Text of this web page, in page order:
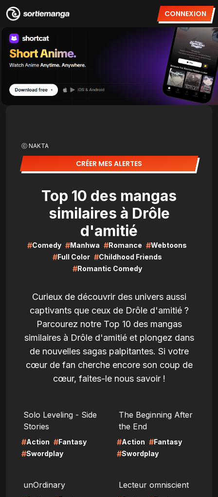
CONNEXION
ⓒ NAKTA
CRÉER MES ALERTES
Top 10 des mangas
similaires à Drôle
d'amitié
#Comedy #Manhwa #Romance #Webtoons
#Full Color #Childhood Friends
#Romantic Comedy
Curieux de découvrir des univers aussi
captivants que ceux de Drôle d'amitié ?
Parcourez notre Top 10 des mangas
similaires à Drôle d'amitié et plongez dans
de nouvelles sagas palpitantes. Si votre
cœur de fan cherche encore son coup de
cœur, faites-le nous savoir !
Solo Leveling - Side
Stories
#Action #Fantasy
#Swordplay
The Beginning After
the End
#Action #Fantasy
#Swordplay
unOrdinary
Lecteur omniscient